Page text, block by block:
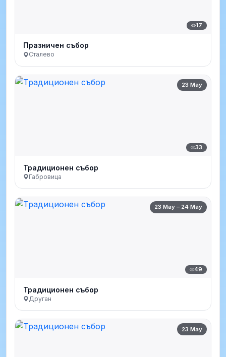
17
Празничен събор
Сталево
23 May
33
Традиционен събор
Габровица
23 May – 24 May
49
Традиционен събор
Друган
23 May